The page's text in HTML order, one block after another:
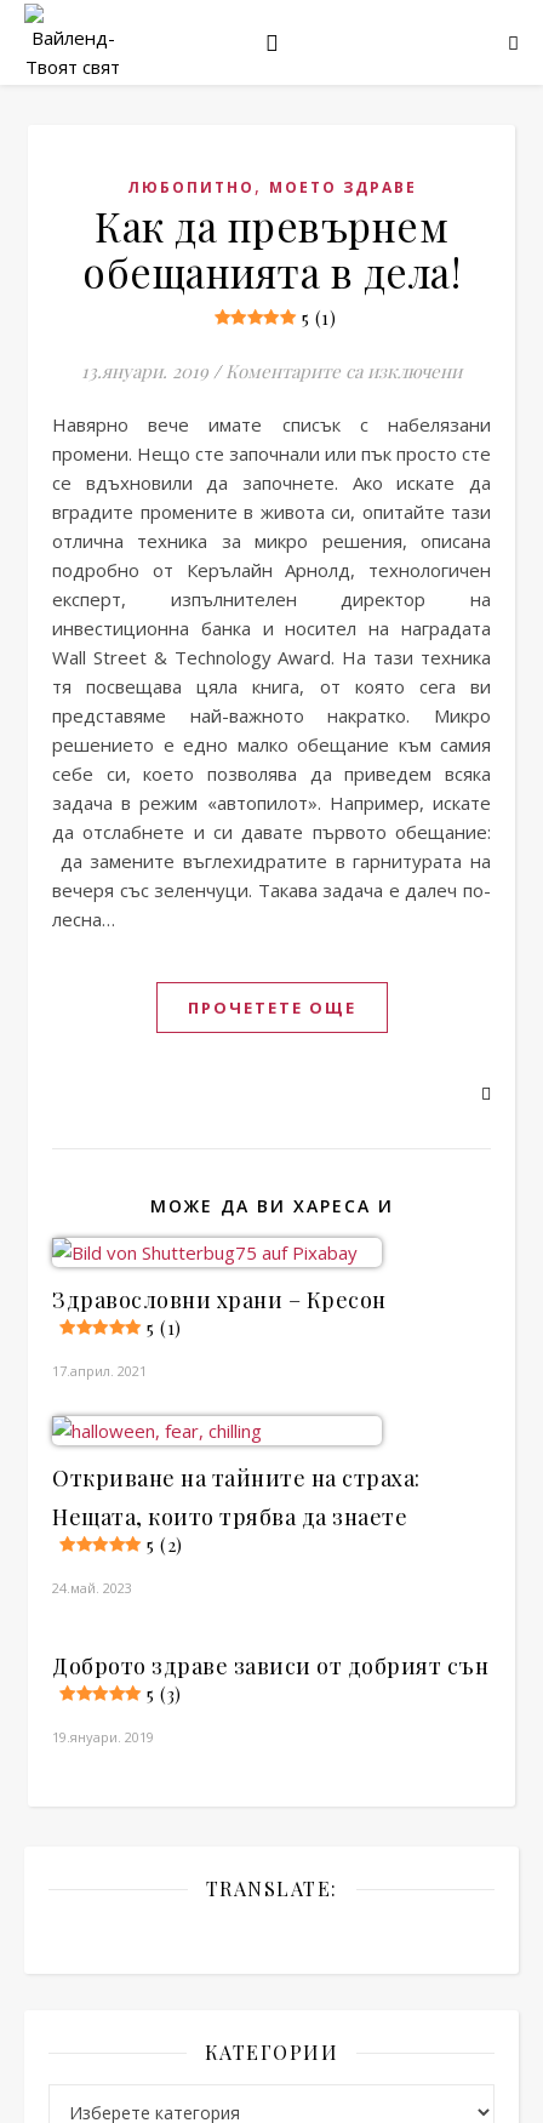
ЛЮБОПИТНО , МОЕТО ЗДРАВЕ
Как да превърнем
обещанията в дела!
5 (1)
13.януари. 2019 / Коментарите са изключениза Как
Навярно вече имате списък с набелязани
промени. Нещо сте започнали или пък просто сте
се вдъхновили да започнете. Ако искате да
вградите промените в живота си, опитайте тази
отлична техника за микро решения, описана
подробно от Кeрълайн Арнолд, технологичен
експерт, изпълнителен директор на
инвестиционна банка и носител на наградата
Wall Street & Technology Award. На тази техника
тя посвещава цяла книга, от която сега ви
представяме най-важното накратко. Микро
решението е едно малко обещание към самия
себе си, което позволява да приведем всяка
задача в режим «автопилот». Например, искате
да отслабнете и си давате първото обещание:
да замените въглехидратите в гарнитурата на
вечеря със зеленчуци. Такава задача е далеч по-
лесна…
ПРОЧЕТЕТЕ ОЩЕ
МОЖЕ ДА ВИ ХАРЕСА И
Здравословни храни – Кресон
5 (1)
17.април. 2021
Откриване на тайните на страха:
Нещата, които трябва да знаете
5 (2)
24.май. 2023
Доброто здраве зависи от добрият сън
5 (3)
19.януари. 2019
TRANSLATE:
КАТЕГОРИИ